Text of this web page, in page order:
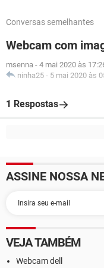
Conversas semelhantes
Webcam com
msenna - 4 mai 2020 às
ninha25 - 5 mai 2020 às
1 Respostas
ASSINE NOSSA
VEJA TAMBÉM
Webcam dell